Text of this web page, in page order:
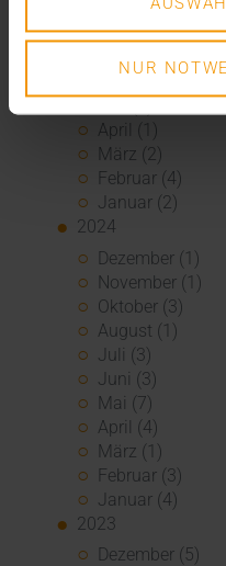
NUR
September (3)
August (3)
Juli (3)
April (1)
März (2)
Februar (4)
Januar (2)
2024
Dezember (1)
November (1)
Oktober (3)
August (1)
Juli (3)
Juni (3)
Mai (7)
April (4)
März (1)
Februar (3)
Januar (4)
2023
Dezember (5)